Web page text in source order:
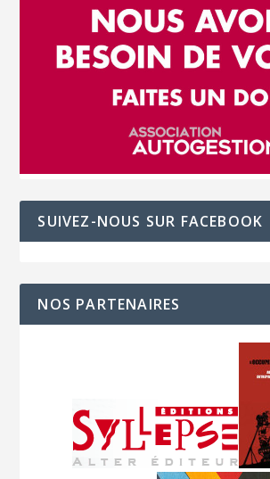
SUIVEZ-NOUS SUR FACEBOOK
NOS PARTENAIRES